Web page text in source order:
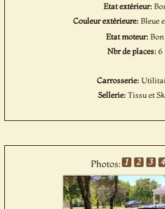
Etat extérieur:
Couleur extérieure:Bleue
Etat moteur: Bon
Nbr de places:6
Carrosserie:
Sellerie:Tissu et
Photos: